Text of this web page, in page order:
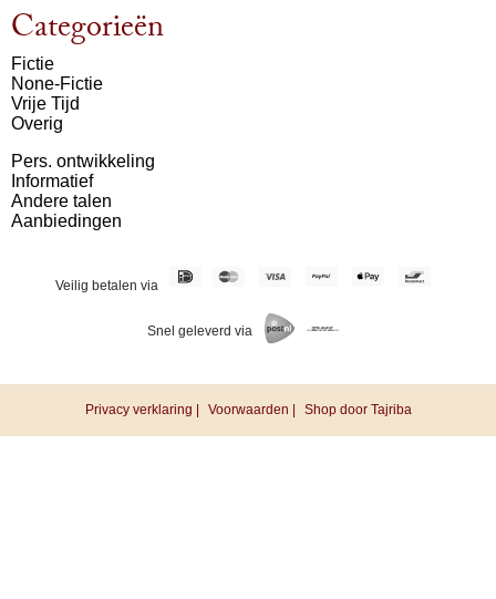
Categorieën
Fictie
None-Fictie
Vrije Tijd
Overig
Pers. ontwikkeling
Informatief
Andere talen
Aanbiedingen
Veilig betalen via
Snel geleverd via
Privacy verklaring | Voorwaarden | Shop door Tajriba